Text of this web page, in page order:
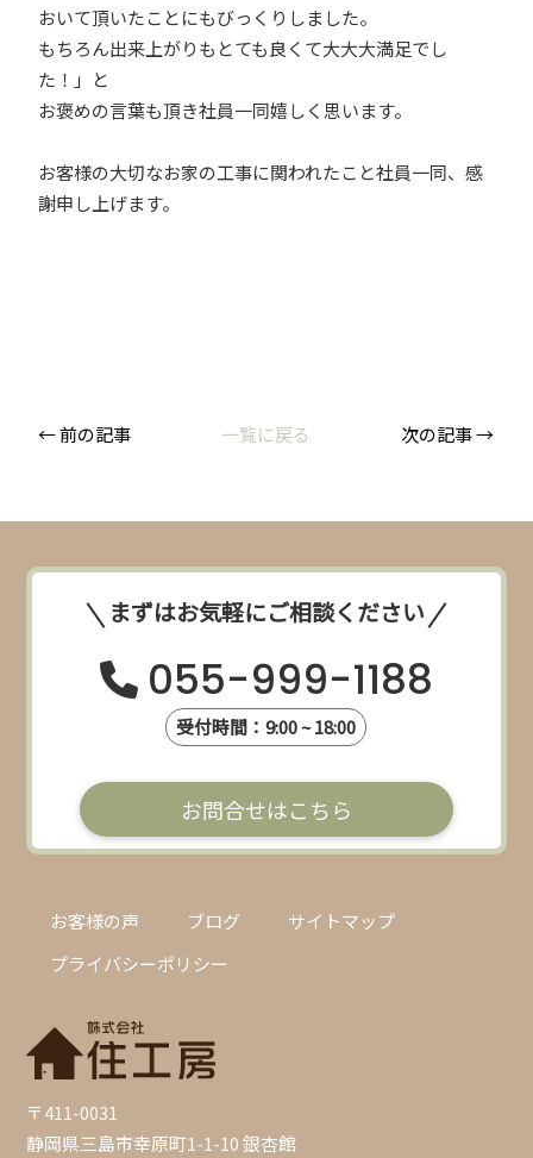
おいて頂いたことにもびっくりしました。
もちろん出来上がりもとても良くて大大大満足でし
た！」と
お褒めの言葉も頂き社員一同嬉しく思います。
お客様の大切なお家の工事に関われたこと社員一同、感
謝申し上げます。
← 前の記事 一覧に戻る 次の記事 →
まずはお気軽にご相談ください
055-999-1188
受付時間：9:00 ~ 18:00
お問合せはこちら
〒411-0031
静岡県三島市幸原町1-1-10 銀杏館
お客様の声 ブログ
サイトマップ
プライバシーポリシー